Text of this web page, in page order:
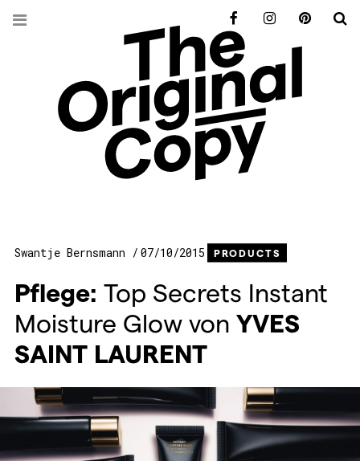
Swantje Bernsmann 07/10/2015 PRODUCTS
Pflege: Top Secrets Instant
Moisture Glow von YVES
SAINT LAURENT
FacebookInstagramPinterest